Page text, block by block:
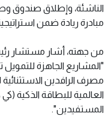
الناشئة، وإطلاق صندوق
مبادرة ريادة ضمن
من جهته، أشار مستشار
مصرف الرافدين الاستثنائية
العالمية للبطاقة الذكية
المستفيدين".